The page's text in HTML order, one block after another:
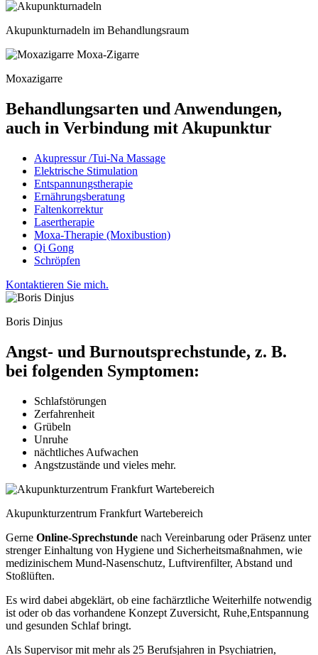
Akupunkturnadeln im Behandlungsraum
Moxazigarre
Behandlungsarten und Anwendungen,
auch in Verbindung mit Akupunktur
Akupressur /Tui-Na Massage
Elektrische Stimulation
Entspannungstherapie
Ernährungsberatung
Faltenkorrektur
Lasertherapie
Moxa-Therapie (Moxibustion)
Qi Gong
Schröpfen
Kontaktieren Sie mich.
Boris Dinjus
Angst- und Burnoutsprechstunde, z. B.
bei folgenden Symptomen:
Schlafstörungen
Zerfahrenheit
Grübeln
Unruhe
nächtliches Aufwachen
Angstzustände und vieles mehr.
Akupunkturzentrum Frankfurt Wartebereich
Gerne Online-Sprechstunde nach Vereinbarung oder Präsenz unter
strenger Einhaltung von Hygiene und Sicherheitsmaßnahmen, wie
medizinischem Mund-Nasenschutz, Luftvirenfilter, Abstand und
Stoßlüften.
Es wird dabei abgeklärt, ob eine fachärztliche Weiterhilfe notwendig
ist oder ob das vorhandene Konzept Zuversicht, Ruhe,Entspannung
und gesunden Schlaf bringt.
Als Supervisor mit mehr als 25 Berufsjahren in Psychiatrien,